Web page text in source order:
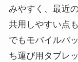
みやすく、最近
共用しやすい点
でもモバイルバ
ち運び用タブレ